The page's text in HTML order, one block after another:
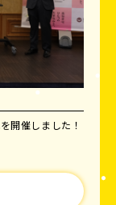
開催しました！